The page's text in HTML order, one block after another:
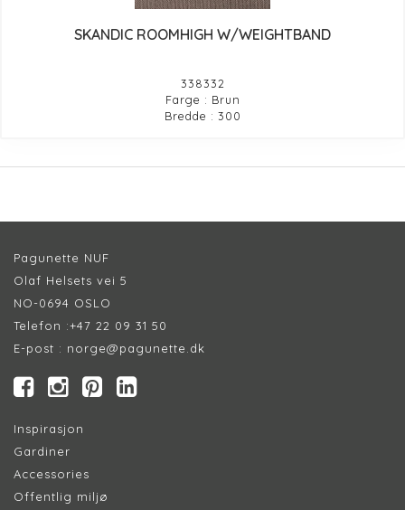
SKANDIC ROOMHIGH W/WEIGHTBAND
338332
Farge : Brun
Bredde : 300
Pagunette NUF
Olaf Helsets vei 5
NO-0694 OSLO
Telefon :+47 22 09 31 50
E-post : norge@pagunette.dk
Inspirasjon
Gardiner
Accessories
Offentlig miljø